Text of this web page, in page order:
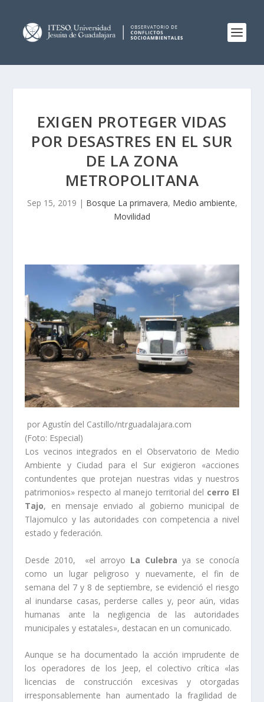
EXIGEN PROTEGER VIDAS
POR DESASTRES EN EL SUR
DE LA ZONA
METROPOLITANA
Sep 15, 2019 | Bosque La primavera, Medio ambiente,
Movilidad
por Agustín del Castillo/ntrguadalajara.com
(Foto: Especial)
Los vecinos integrados en el Observatorio de Medio
Ambiente y Ciudad para el Sur exigieron «acciones
contundentes que protejan nuestras vidas y nuestros
patrimonios» respecto al manejo territorial del cerro El
Tajo, en mensaje enviado al gobierno municipal de
Tlajomulco y las autoridades con competencia a nivel
estado y federación.
Desde 2010, «el arroyo La Culebra ya se conocía
como un lugar peligroso y nuevamente, el fin de
semana del 7 y 8 de septiembre, se evidenció el riesgo
al inundarse casas, perderse calles y, peor aún, vidas
humanas ante la negligencia de las autoridades
municipales y estatales», destacan en un comunicado.
Aunque se ha documentado la acción imprudente de
los operadores de los Jeep, el colectivo crítica «las
licencias de construcción excesivas y otorgadas
irresponsablemente han aumentado la fragilidad de